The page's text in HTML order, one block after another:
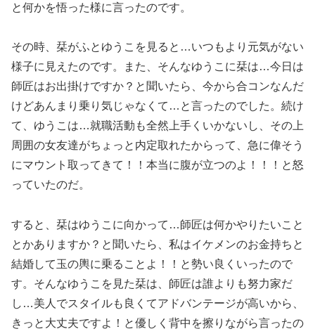
と何かを悟った様に言ったのです。
その時、栞がふとゆうこを見ると…いつもより元気がない
様子に見えたのです。また、そんなゆうこに栞は…今日は
師匠はお出掛けですか？と聞いたら、今から合コンなんだ
けどあんまり乗り気じゃなくて…と言ったのでした。続け
て、ゆうこは…就職活動も全然上手くいかないし、その上
周囲の女友達がちょっと内定取れたからって、急に偉そう
にマウント取ってきて！！本当に腹が立つのよ！！！と怒
っていたのだ。
すると、栞はゆうこに向かって…師匠は何かやりたいこと
とかありますか？と聞いたら、私はイケメンのお金持ちと
結婚して玉の輿に乗ることよ！！と勢い良くいったので
す。そんなゆうこを見た栞は、師匠は誰よりも努力家だ
し…美人でスタイルも良くてアドバンテージが高いから、
きっと大丈夫ですよ！と優しく背中を擦りながら言ったの